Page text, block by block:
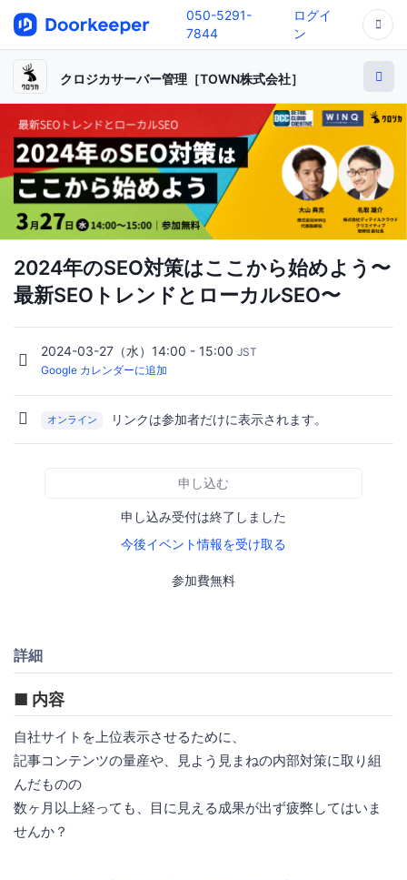
050-5291-
7844
ログイ
ン
クロジカサーバー管理［TOWN株式会社］
2024年のSEO対策はここから始めよう〜
最新SEOトレンドとローカルSEO〜
2024-03-27（水）14:00 - 15:00 JST
Google カレンダーに追加
オンライン リンクは参加者だけに表示されます。
申し込む
申し込み受付は終了しました
今後イベント情報を受け取る
参加費無料
詳細
■ 内容
自社サイトを上位表示させるために、
記事コンテンツの量産や、見よう見まねの内部対策に取り組
んだものの
数ヶ月以上経っても、目に見える成果が出ず疲弊してはいま
せんか？